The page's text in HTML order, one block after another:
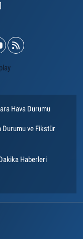
Hava Durumu
Durumu ve Fikstür
Haberleri